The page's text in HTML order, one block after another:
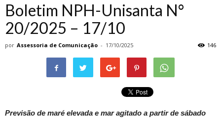
Boletim NPH-Unisanta N°
20/2025 – 17/10
por Assessoria de Comunicação - 17/10/2025 146
Previsão de maré elevada e mar agitado a partir de sábado